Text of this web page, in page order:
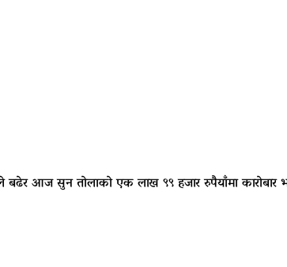
आज सुन तोलाको एक लाख ९९ हजार रुपैयाँमा